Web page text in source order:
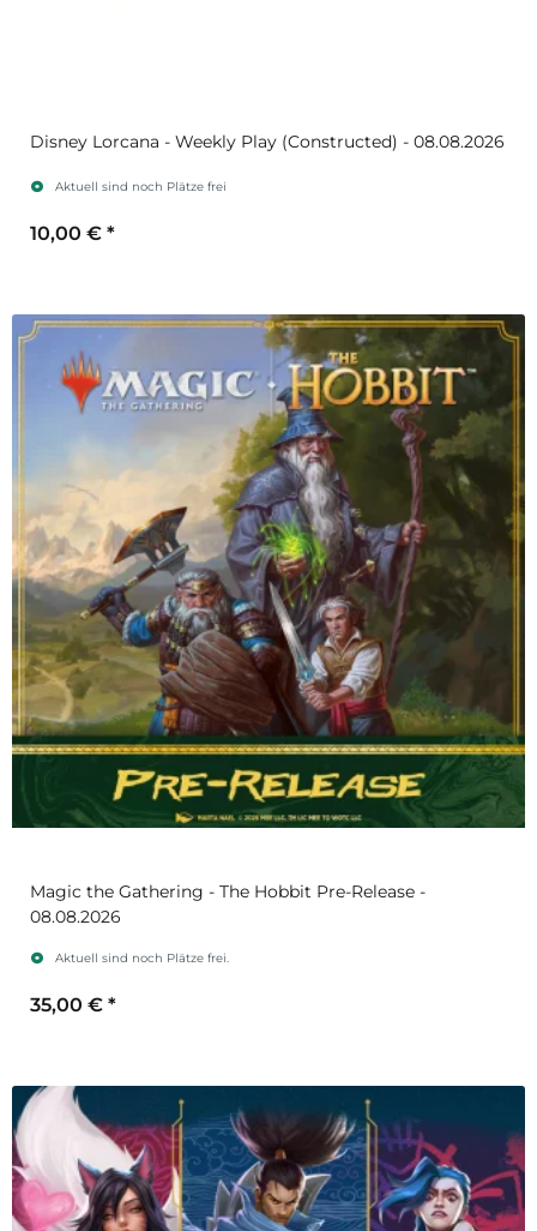
Disney Lorcana - Weekly Play (Constructed) - 08.08.2026
Aktuell sind noch Plätze frei
10,00 € *
Magic the Gathering - The Hobbit Pre-Release -
08.08.2026
Aktuell sind noch Plätze frei.
35,00 € *